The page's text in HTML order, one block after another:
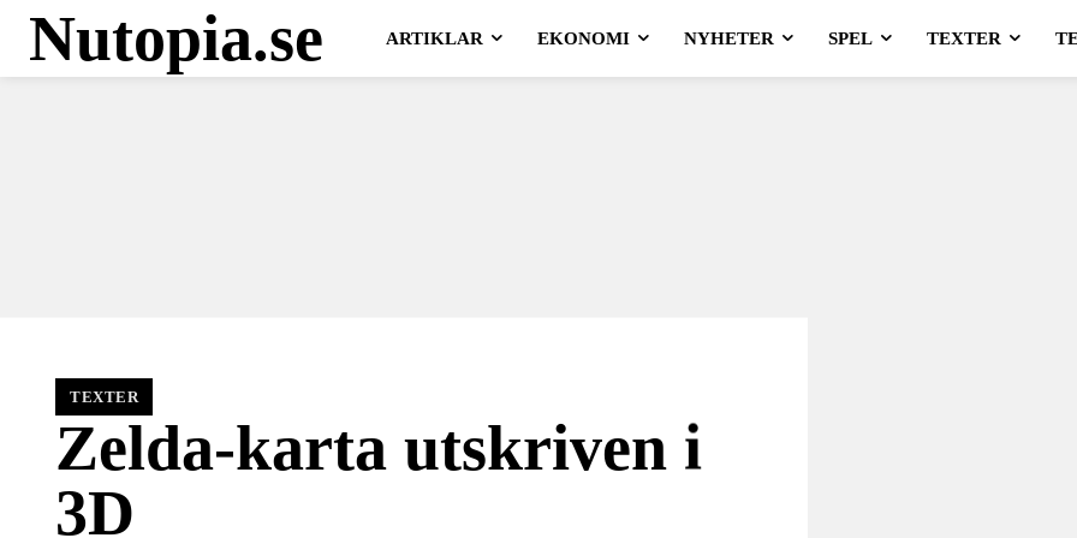
Nutopia.se ARTIKLAR EKONOMI NYHETER SPEL TEXTER
TEXTER
Zelda-karta utskriven i
3D